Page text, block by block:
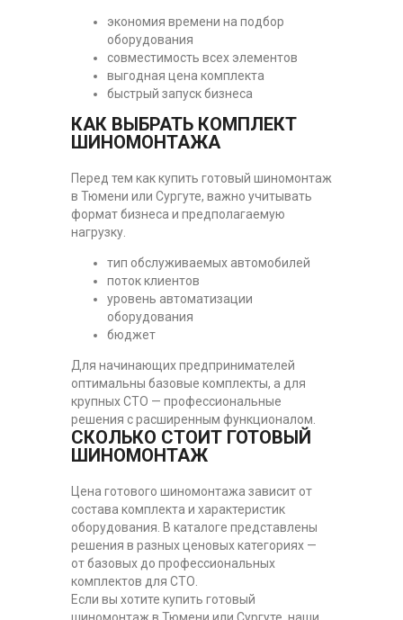
экономия времени на подбор
оборудования
совместимость всех элементов
выгодная цена комплекта
быстрый запуск бизнеса
КАК ВЫБРАТЬ КОМПЛЕКТ
ШИНОМОНТАЖА
Перед тем как купить готовый шиномонтаж
в Тюмени или Сургуте, важно учитывать
формат бизнеса и предполагаемую
нагрузку.
тип обслуживаемых автомобилей
поток клиентов
уровень автоматизации
оборудования
бюджет
Для начинающих предпринимателей
оптимальны базовые комплекты, а для
крупных СТО — профессиональные
решения с расширенным функционалом.
СКОЛЬКО СТОИТ ГОТОВЫЙ
ШИНОМОНТАЖ
Цена готового шиномонтажа зависит от
состава комплекта и характеристик
оборудования. В каталоге представлены
решения в разных ценовых категориях —
от базовых до профессиональных
комплектов для СТО.
Если вы хотите купить готовый